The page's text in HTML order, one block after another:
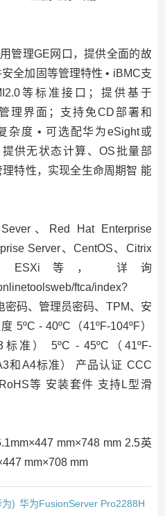
管理GE网口，提供全面的故
全加固等管理特性 • iBMC支
等标准接口；提供基于
理界面；支持免CD部署和
杂度 • 可选配华为eSight或
供无状态计算、OS批量部
特性，实现全生命周期智 能
、Red Hat Enterprise
Server、CentOS、Citrix
ESXi等， 详询
ftca/index?
密码、管理员密码、TPM、安
5ºC - 40ºC（41ºF-104ºF）
标准） 5ºC - 45ºC（41ºF-
和A4标准） 产品认证 CCC
等 安装套件 支持L型滑
mm×748 mm 2.5英
mm×708 mm
为) 华为FusionServer Pro2288H